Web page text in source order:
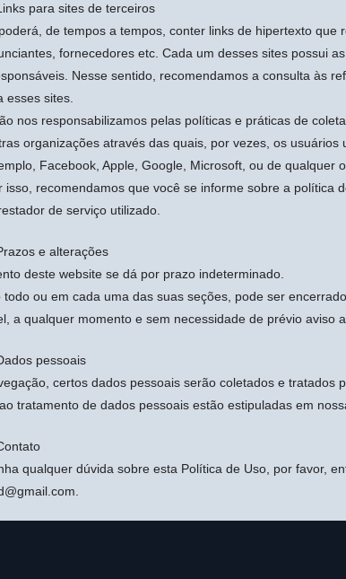
para sites de terceiros
de tempos a tempos, conter links de hipertexto
fornecedores etc. Cada um desses sites possui
Nesse sentido, recomendamos a consulta às
esses sites.
nos responsabilizamos pelas políticas e práticas de
organizações através das quais, por vezes, os
Facebook, Apple, Google, Microsoft, ou de qualquer
isso, recomendamos que você se informe sobre a política
de serviço utilizado.
e alterações
deste website se dá por prazo indeterminado.
todo ou em cada uma das suas seções, pode ser
a qualquer momento e sem necessidade de prévio aviso
pessoais
certos dados pessoais serão coletados e tratados
tratamento de dados pessoais estão estipuladas em
qualquer dúvida sobre esta Política de Uso, por favor,